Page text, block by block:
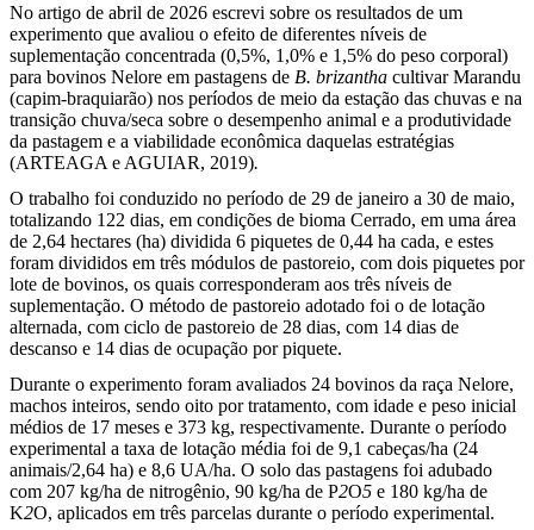
No artigo de abril de 2026 escrevi sobre os resultados de um
experimento que avaliou o efeito de diferentes níveis de
suplementação concentrada (0,5%, 1,0% e 1,5% do peso corporal)
para bovinos Nelore em pastagens de B. brizantha cultivar Marandu
(capim-braquiarão) nos períodos de meio da estação das chuvas e na
transição chuva/seca sobre o desempenho animal e a produtividade
da pastagem e a viabilidade econômica daquelas estratégias
(ARTEAGA e AGUIAR, 2019).
O trabalho foi conduzido no período de 29 de janeiro a 30 de maio,
totalizando 122 dias, em condições de bioma Cerrado, em uma área
de 2,64 hectares (ha) dividida 6 piquetes de 0,44 ha cada, e estes
foram divididos em três módulos de pastoreio, com dois piquetes por
lote de bovinos, os quais corresponderam aos três níveis de
suplementação. O método de pastoreio adotado foi o de lotação
alternada, com ciclo de pastoreio de 28 dias, com 14 dias de
descanso e 14 dias de ocupação por piquete.
Durante o experimento foram avaliados 24 bovinos da raça Nelore,
machos inteiros, sendo oito por tratamento, com idade e peso inicial
médios de 17 meses e 373 kg, respectivamente. Durante o período
experimental a taxa de lotação média foi de 9,1 cabeças/ha (24
animais/2,64 ha) e 8,6 UA/ha. O solo das pastagens foi adubado
com 207 kg/ha de nitrogênio, 90 kg/ha de P2O5 e 180 kg/ha de
K2O, aplicados em três parcelas durante o período experimental.